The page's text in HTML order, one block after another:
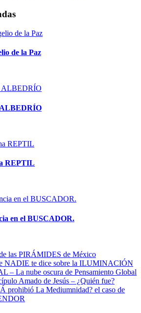
de la Paz
REPTIL
en el BUSCADOR.
las PIRÁMIDES de México
NADIE te dice sobre la ILUMINACIÓN
– La nube oscura de Pensamiento Global
Amado de Jesús – ¿Quién fue?
prohibió La Mediumnidad? el caso de